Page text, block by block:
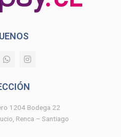
W
h
s
p
p
I
n
a
r
a
m
1204 Bodega 22
Renca – Santiago